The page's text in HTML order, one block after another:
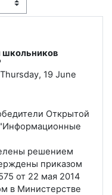
Thursday, 19 June
Открытой
решением
приказом
от 22 мая 2014
в Министерстве